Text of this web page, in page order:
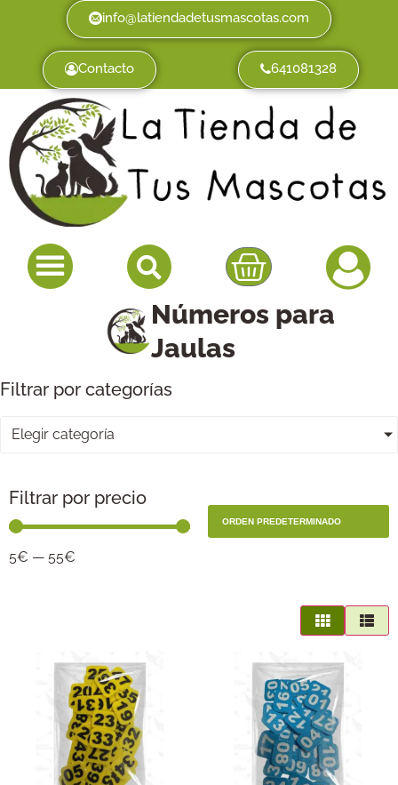
info@latiendadetusmascotas.com
Contacto 641081328
Números para
Jaulas
Filtrar por categorías
Elegir categoría
Filtrar por precio
5€ — 55€